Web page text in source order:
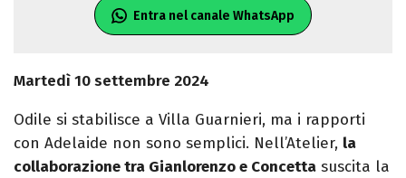
Entra nel canale WhatsApp
Martedì 10 settembre 2024
Odile si stabilisce a Villa Guarnieri, ma i rapporti
con Adelaide non sono semplici. Nell’Atelier, la
collaborazione tra Gianlorenzo e Concetta suscita la